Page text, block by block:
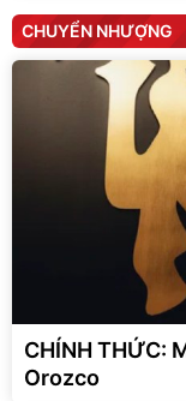
CHUYỂN NHƯỢNG
CHÍNH THỨC:
Orozco